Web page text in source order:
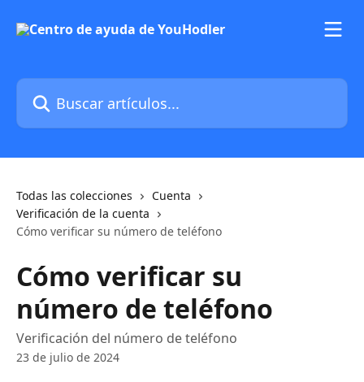
Buscar artículos...
Todas las colecciones
Cuenta
Verificación de la cuenta
Cómo verificar su número de teléfono
Cómo verificar su
número de teléfono
Verificación del número de teléfono
23 de julio de 2024